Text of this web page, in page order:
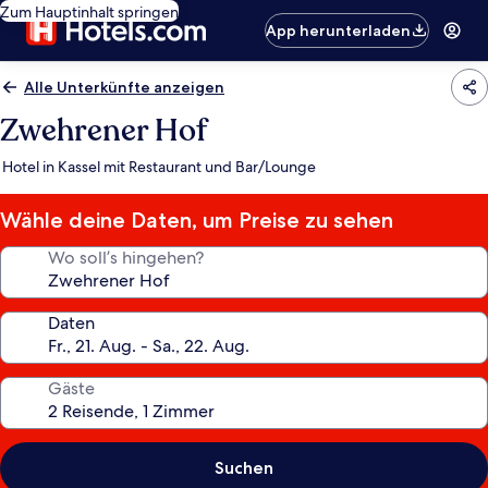
Zum Hauptinhalt springen
App herunterladen
Alle Unterkünfte anzeigen
Zwehrener Hof
Hotel in Kassel mit Restaurant und Bar/Lounge
Wähle deine Daten, um Preise zu sehen
Wo soll’s hingehen?
Daten
Gäste
Suchen